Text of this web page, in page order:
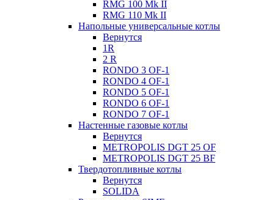
RMG 100 Mk II
RMG 110 Mk II
Напольные универсальные котлы
Вернутся
1R
2 R
RONDO 3 OF-1
RONDO 4 OF-1
RONDO 5 OF-1
RONDO 6 OF-1
RONDO 7 OF-1
Настенные газовые котлы
Вернутся
METROPOLIS DGT 25 OF
METROPOLIS DGT 25 BF
Твердотопливные котлы
Вернутся
SOLIDA